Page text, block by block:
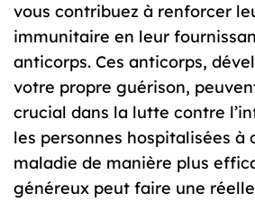
vous contribuez à renforcer
immunitaire en leur
anticorps. Ces anticorps,
votre propre guérison,
crucial dans la lutte contre
les personnes hospitalisées à
maladie de manière plus
généreux peut faire une